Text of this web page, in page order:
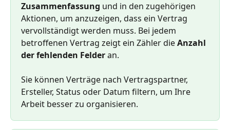
Zusammenfassung und in den zugehörigen
Aktionen, um anzuzeigen, dass ein Vertrag
vervollständigt werden muss. Bei jedem
betroffenen Vertrag zeigt ein Zähler die Anzahl
der fehlenden Felder an.
Sie können Verträge nach Vertragspartner,
Ersteller, Status oder Datum filtern, um Ihre
Arbeit besser zu organisieren.